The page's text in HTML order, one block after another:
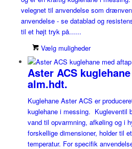
velegnet til anvendelse som
anvendelse - se datablad og
til et højt tryk på......
Vælg muligheder
Aster ACS
alm.hdt.
Kuglehane Aster ACS er
kuglehane i messing. Kugleventil
vand til opvarmning, afkøling og i
forskellige dimensioner, holder til
temperatur. For specifik